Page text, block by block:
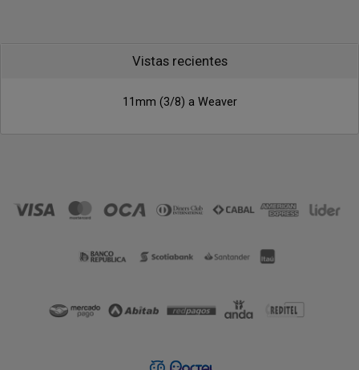
Vistas recientes
11mm (3/8) a Weaver